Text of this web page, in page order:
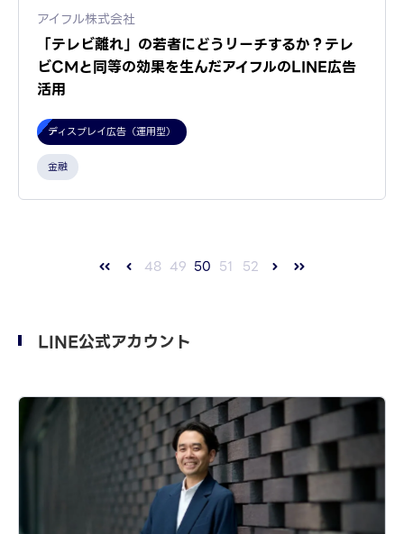
アイフル株式会社
「テレビ離れ」の若者にどうリーチするか？テレ
ビCMと同等の効果を生んだアイフルのLINE広告
活用
ディスプレイ広告（運用型）
金融
48 49 50 51 52
LINE公式アカウント